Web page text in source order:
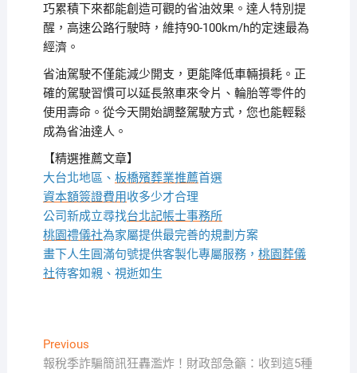
巧累積下來都能創造可觀的省油效果。達人特別提
醒，高速公路行駛時，維持90-100km/h的定速最為
經濟。
省油駕駛不僅能減少開支，更能降低車輛損耗。正
確的駕駛習慣可以延長煞車來令片、輪胎等零件的
使用壽命。從今天開始調整駕駛方式，您也能輕鬆
成為省油達人。
【精選推薦文章】
大台北地區、 板橋殯葬業推薦首選
資本額簽證費用收多少才合理
公司新成立尋找台北記帳士事務所
桃園禮儀社為家屬提供最完善的規劃方案
畫下人生圓滿句號提供客製化專屬服務， 桃園葬儀
社待客如親、視逝如生
文
PreviousPrevious
post:
報稅季詐騙簡訊狂轟濫炸！財政部急籲：收到這5種